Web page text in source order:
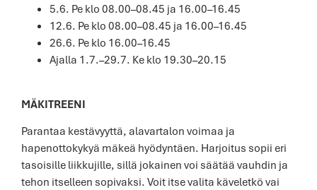
5.6. Pe klo 08.00–08.45 ja 16.00–16.45
12.6. Pe klo 08.00–08.45 ja 16.00–16.45
26.6. Pe klo 16.00–16.45
Ajalla 1.7.–29.7. Ke klo 19.30–20.15
MÄKITREENI
Parantaa kestävyyttä, alavartalon voimaa ja
hapenottokykyä mäkeä hyödyntäen. Harjoitus sopii eri
tasoisille liikkujille, sillä jokainen voi säätää vauhdin ja
tehon itselleen sopivaksi. Voit itse valita käveletkö vai